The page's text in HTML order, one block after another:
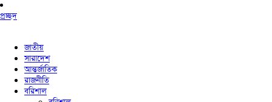
প্রচ্ছদ
জাতীয়
সারাদেশ
আন্তর্জাতিক
রাজনীতি
বরিশাল